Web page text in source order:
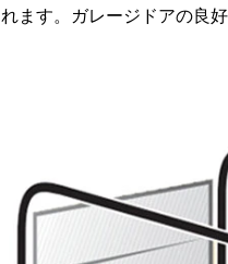
れます。ガレージドアの良